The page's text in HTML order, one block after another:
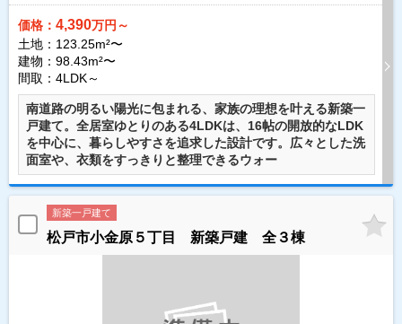
価格： 4,390万円～
土地：123.25m²〜
建物：98.43m²〜
間取：4LDK～
南道路の明るい陽光に包まれる、家族の理想を叶える新築一
戸建て。全居室ゆとりのある4LDKは、16帖の開放的なLDK
を中心に、暮らしやすさを追求した設計です。広々とした洗
面室や、衣類をすっきりと整理できるウォー
新築一戸建て
松戸市小金原５丁目 新築戸建 全３棟